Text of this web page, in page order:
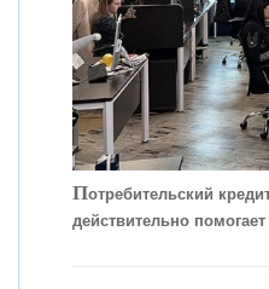
Скорость - один
кредитовании
Потребительский
действительно помогает